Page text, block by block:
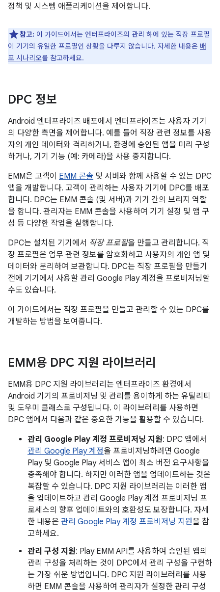
정책 및 시스템 애플리케이션을 제어합니다.
참고: 이 가이드에서는 엔터프라이즈의 관리 하에 있는 직장 프로필
이 기기의 유일한 프로필인 상황을 다루지 않습니다. 자세한 내용은 배
포 시나리오를 참고하세요.
DPC 정보
Android 엔터프라이즈 배포에서 엔터프라이즈는 사용자 기기
의 다양한 측면을 제어합니다. 예를 들어 직장 관련 정보를 사용
자의 개인 데이터와 격리하거나, 환경에 승인된 앱을 미리 구성
하거나, 기기 기능 (예: 카메라)을 사용 중지합니다.
EMM은 고객이 EMM 콘솔 및 서버와 함께 사용할 수 있는 DPC
앱을 개발합니다. 고객이 관리하는 사용자 기기에 DPC를 배포
합니다. DPC는 EMM 콘솔 (및 서버)과 기기 간의 브리지 역할
을 합니다. 관리자는 EMM 콘솔을 사용하여 기기 설정 및 앱 구
성 등 다양한 작업을 실행합니다.
DPC는 설치된 기기에서 직장 프로필을 만들고 관리합니다. 직
장 프로필은 업무 관련 정보를 암호화하고 사용자의 개인 앱 및
데이터와 분리하여 보관합니다. DPC는 직장 프로필을 만들기
전에 기기에서 사용할 관리 Google Play 계정을 프로비저닝할
수도 있습니다.
이 가이드에서는 직장 프로필을 만들고 관리할 수 있는 DPC를
개발하는 방법을 보여줍니다.
EMM용 DPC 지원 라이브러리
EMM용 DPC 지원 라이브러리는 엔터프라이즈 환경에서
Android 기기의 프로비저닝 및 관리를 용이하게 하는 유틸리티
및 도우미 클래스로 구성됩니다. 이 라이브러리를 사용하면
DPC 앱에서 다음과 같은 중요한 기능을 활용할 수 있습니다.
관리 Google Play 계정 프로비저닝 지원: DPC 앱에서
관리 Google Play 계정을 프로비저닝하려면 Google
Play 및 Google Play 서비스 앱이 최소 버전 요구사항을
충족해야 합니다. 하지만 이러한 앱을 업데이트하는 것은
복잡할 수 있습니다. DPC 지원 라이브러리는 이러한 앱
을 업데이트하고 관리 Google Play 계정 프로비저닝 프
로세스의 향후 업데이트와의 호환성도 보장합니다. 자세
한 내용은 관리 Google Play 계정 프로비저닝 지원을 참
고하세요.
관리 구성 지원: Play EMM API를 사용하여 승인된 앱의
관리 구성을 처리하는 것이 DPC에서 관리 구성을 구현하
는 가장 쉬운 방법입니다. DPC 지원 라이브러리를 사용
하면 EMM 콘솔을 사용하여 관리자가 설정한 관리 구성